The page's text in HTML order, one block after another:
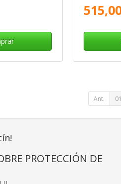
Ant. 01
PROTECCIÓN DE